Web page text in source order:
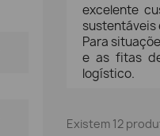
excelente
sustentáveis
Para
e as fitas
logístico.
Existem 12